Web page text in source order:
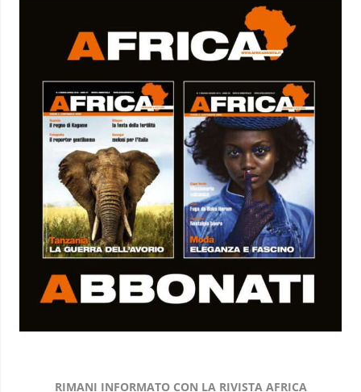
RIMANI INFORMATO CON LA RIVISTA AFRICA